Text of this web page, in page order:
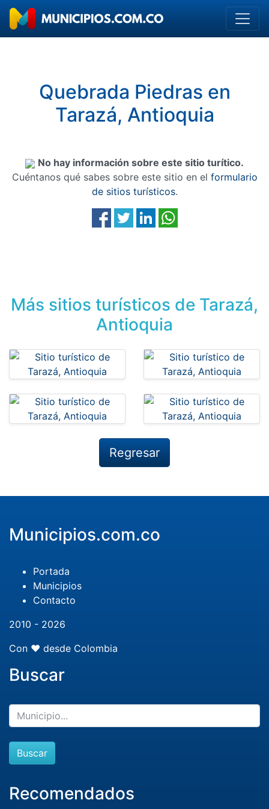
Quebrada Piedras en
Tarazá, Antioquia
No hay información sobre este sitio turítico.
Cuéntanos qué sabes sobre este sitio en el formulario
de sitios turísticos.
Más sitios turísticos de Tarazá,
Antioquia
Regresar
Municipios.com.co
Portada
Municipios
Contacto
2010 - 2026
Con ❤️ desde Colombia
Buscar
Buscar
Recomendados